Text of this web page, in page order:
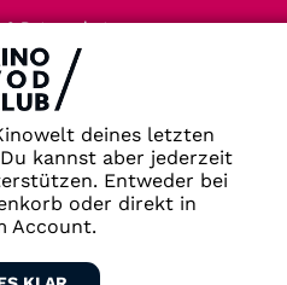
deines letzten
kannst aber jederzeit
Entweder bei
oder direkt in
Account.
& Datenschutz
AGB